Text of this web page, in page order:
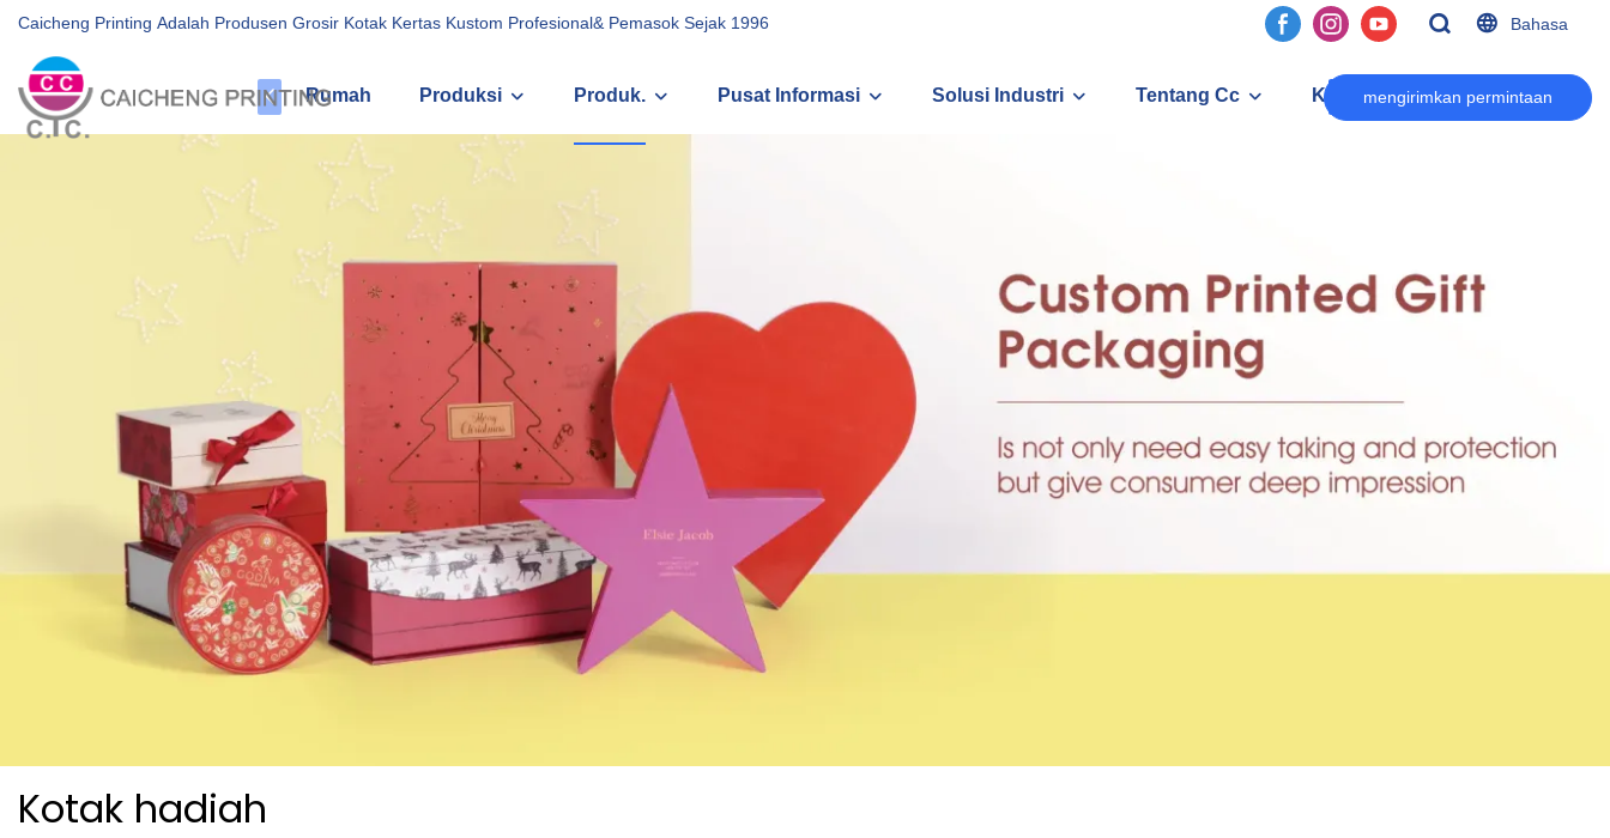
Caicheng Printing Adalah Produsen Grosir Kotak Kertas Kustom Profesional& Pemasok Sejak 1996 Bahasa
Rumah Produksi Produk. Pusat Informasi Solusi Industri Tentang Cc Kontakmengirimkan permintaan
Kotak hadiah